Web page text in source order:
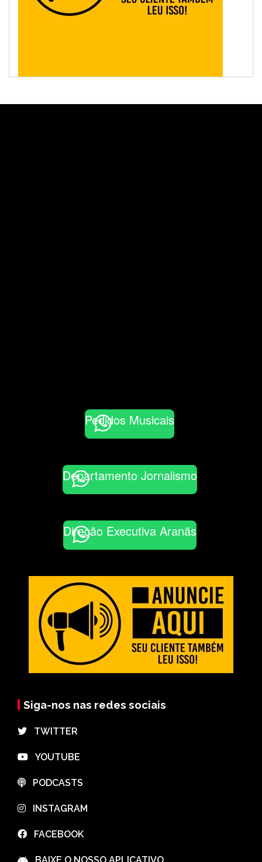
Pedidos Musicais
Departamento Jornalismo
Direção Executiva Aranãs
Siga-nos nas redes sociais
⠀TWITTER
⠀YOUTUBE
⠀PODCASTS
⠀INSTAGRAM
⠀FACEBOOK